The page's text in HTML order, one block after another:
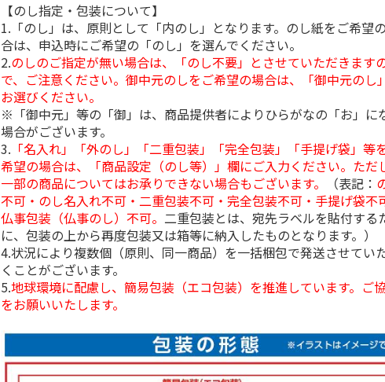
【のし指定・包装について】
1.「のし」は、原則として「内のし」となります。のし紙をご希望
合は、申込時にご希望の「のし」を選んでください。
2.のしのご指定が無い場合は、「のし不要」とさせていただきます
で、ご注意ください。御中元のしをご希望の場合は、「御中元のし
お選びください。
※「御中元」等の「御」は、商品提供者によりひらがなの「お」に
場合がございます。
3. 「名入れ」「外のし」「二重包装」「完全包装」「手提げ袋」等
希望の場合は、「商品設定（のし等）」欄にご入力ください。ただ
一部の商品についてはお承りできない場合もございます。
（表記：
不可・のし名入れ不可・二重包装不可・完全包装不可・手提げ袋不
仏事包装（仏事のし）不可。 二重包装とは、宛先ラベルを貼付する
に、包装の上から再度包装又は箱等に納入したものとなります。）
4.状況により複数個（原則、同一商品）を一括梱包で発送させてい
くことがございます。
5.地球環境に配慮し、簡易包装（エコ包装）を推進しています。ご
をお願いいたします。